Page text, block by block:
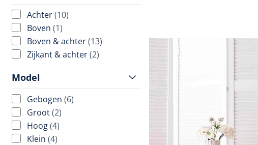
Achter (10)
Boven (1)
Boven & achter (13)
Zijkant & achter (2)
Model
Gebogen (6)
Groot (2)
Hoog (4)
Klein (4)